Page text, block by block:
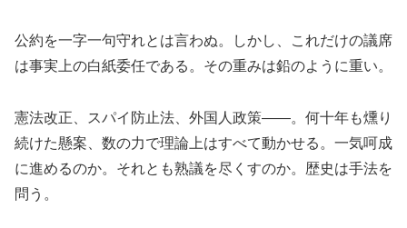
公約を一字一句守れとは言わぬ。しかし、これだけの議席
は事実上の白紙委任である。その重みは鉛のように重い。
憲法改正、スパイ防止法、外国人政策――。何十年も燻り
続けた懸案、数の力で理論上はすべて動かせる。一気呵成
に進めるのか。それとも熟議を尽くすのか。歴史は手法を
問う。